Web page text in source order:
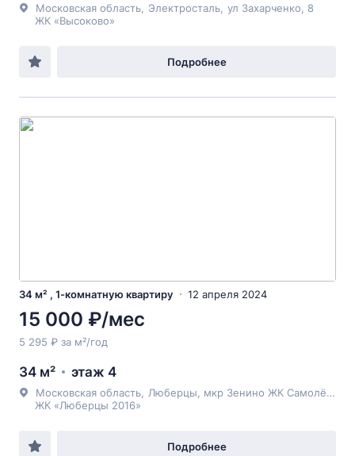
Московская область Электросталь ул Захарченко , 8
ЖК «Высоково»
Подробнее
34 м² , 1-комнатную квартиру 12 апреля 2024
15 000 ₽/мес
5 295 ₽ за м²/год
34 м² этаж 4
Московская область Люберцы , мкр Зенино ЖК Самолёт,
ЖК «Люберцы 2016»
Подробнее